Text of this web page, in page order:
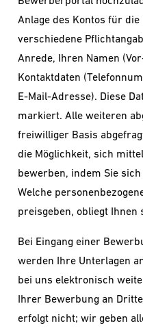
Anlage des Kontos für
verschiedene
Anrede, Ihren Namen
Kontaktdaten
E-Mail-Adresse). Diese
markiert. Alle weiteren
freiwilliger Basis
die Möglichkeit, sich
bewerben, indem Sie
Welche
preisgeben, obliegt Ihnen
Bei Eingang einer
werden Ihre Unterlagen
bei uns elektronisch
Ihrer Bewerbung an
erfolgt nicht; wir geben